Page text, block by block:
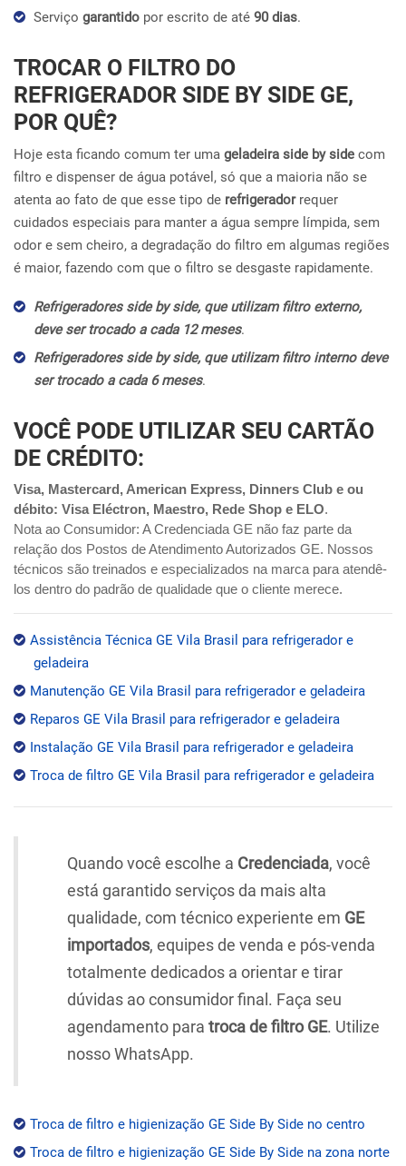
Serviço garantido por escrito de até 90 dias.
TROCAR O FILTRO DO
REFRIGERADOR SIDE BY SIDE GE,
POR QUÊ?
Hoje esta ficando comum ter uma geladeira side by side com
filtro e dispenser de água potável, só que a maioria não se
atenta ao fato de que esse tipo de refrigeradorrequer
cuidados especiais para manter a água sempre límpida, sem
odor e sem cheiro, a degradação do filtro em algumas regiões
é maior, fazendo com que o filtro se desgaste rapidamente.
Refrigeradores side by side, que utilizam filtro externo,
deve ser trocado a cada 12 meses.
Refrigeradores side by side, que utilizam filtro interno deve
ser trocado a cada 6 meses.
VOCÊ PODE UTILIZAR SEU CARTÃO
DE CRÉDITO:
Visa, Mastercard, American Express, Dinners Club e ou
débito: Visa Eléctron, Maestro, Rede Shop e ELO.
Nota ao Consumidor: A Credenciada GE não faz parte da
relação dos Postos de Atendimento Autorizados GE. Nossos
técnicos são treinados e especializados na marca para atendê-
los dentro do padrão de qualidade que o cliente merece.
Assistência Técnica GE Vila Brasil para refrigerador e
geladeira
Manutenção GE Vila Brasil para refrigerador e geladeira
Reparos GE Vila Brasil para refrigerador e geladeira
Instalação GE Vila Brasil para refrigerador e geladeira
Troca de filtro GE Vila Brasil para refrigerador e geladeira
Quando você escolhe a Credenciada, você
está garantido serviços da mais alta
qualidade, com técnico experiente em GE
importados, equipes de venda e pós-venda
totalmente dedicados a orientar e tirar
dúvidas ao consumidor final. Faça seu
agendamento para troca de filtro GE. Utilize
nosso WhatsApp.
Troca de filtro e higienização GE Side By Side no centro
Troca de filtro e higienização GE Side By Side na zona norte